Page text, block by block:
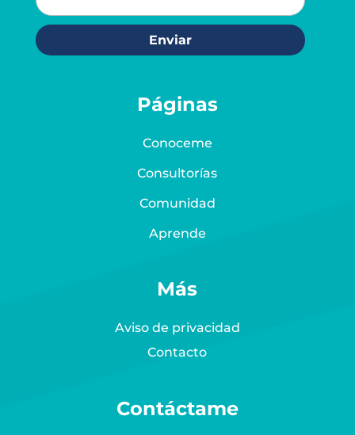
Enviar
Páginas
Conoceme
Consultorías
Comunidad
Aprende
Más
Aviso de privacidad
Contacto
Contáctame